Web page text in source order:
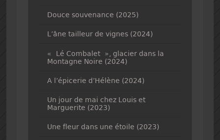
Douce souvenance (2025)
L’âne tailleur de vignes (2024)
« Lé Combalet », glacier dans la
Montagne Noire (2024)
A l’épicerie d’Hélène (2024)
Un jour de mai chez Louis et
Marguerite (2023)
Une fleur dans une étoile (2023)